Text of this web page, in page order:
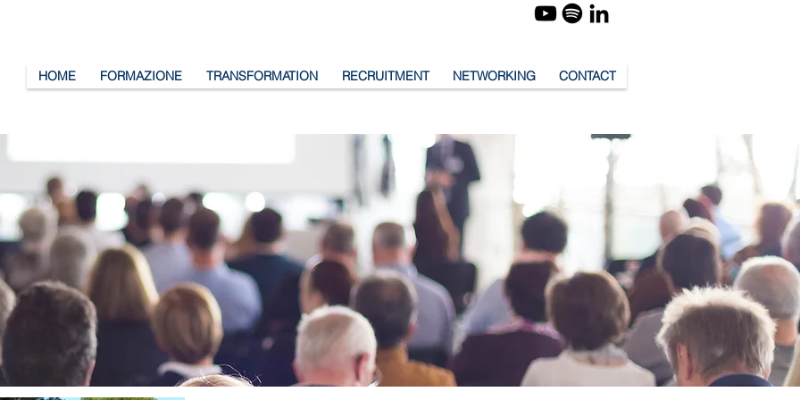
HOME FORMAZIONE TRANSFORMATION RECRUITMENT NETWORKING CONTACT